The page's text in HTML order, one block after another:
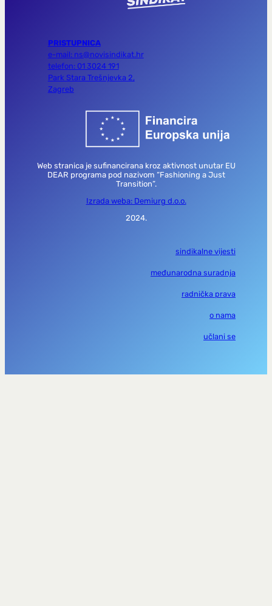
PRISTUPNICA
e-mail: ns@novisindikat.hr
telefon: 01 3024 191
Park Stara Trešnjevka 2,
Zagreb
Web stranica je sufinancirana kroz aktivnost unutar EU
DEAR programa pod nazivom “Fashioning a Just
Transition”.
Izrada weba: Demiurg d.o.o.
2024.
sindikalne vijesti
međunarodna suradnja
radnička prava
o nama
učlani se